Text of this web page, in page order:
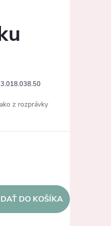
z rozprávky
DO KOŠÍKA